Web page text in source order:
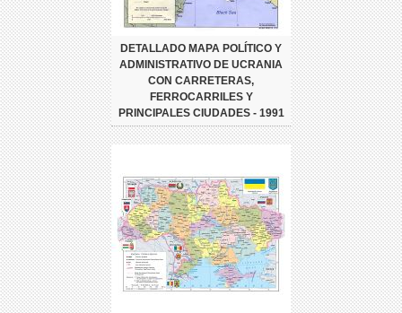
DETALLADO MAPA POLÍTICO Y
ADMINISTRATIVO DE UCRANIA
CON CARRETERAS,
FERROCARRILES Y
PRINCIPALES CIUDADES - 1991